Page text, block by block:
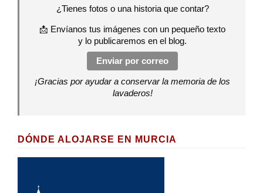
¿Tienes fotos o una historia que contar?
📩 Envíanos tus imágenes con un pequeño texto
y lo publicaremos en el blog.
Enviar por correo
¡Gracias por ayudar a conservar la memoria de los
lavaderos!
DÓNDE ALOJARSE EN MURCIA